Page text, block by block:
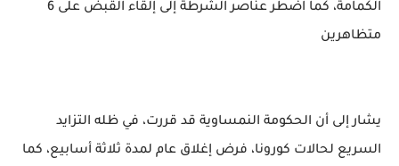
الكمامة، كما اضطر عناصر الشرطة إلى إلقاء القبض على 6
متظاهرين
يشار إلى أن الحكومة النمساوية قد قررت، في ظله التزايد
السريع لحالات كورونا، فرض إغلاق عام لمدة ثلاثة أسابيع، كما